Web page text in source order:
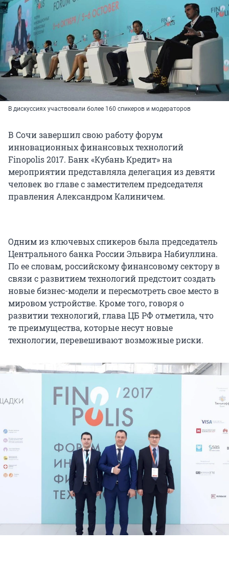
В дискуссиях участвовали более 160 спикеров и модераторов
В Сочи завершил свою работу форум
инновационных финансовых технологий
Finopolis 2017. Банк «Кубань Кредит» на
мероприятии представляла делегация из девяти
человек во главе с заместителем председателя
правления Александром Калиничем.
Одним из ключевых спикеров была председатель
Центрального банка России Эльвира Набиуллина.
По ее словам, российскому финансовому сектору в
связи с развитием технологий предстоит создать
новые бизнес-модели и пересмотреть свое место в
мировом устройстве. Кроме того, говоря о
развитии технологий, глава ЦБ РФ отметила, что
те преимущества, которые несут новые
технологии, перевешивают возможные риски.